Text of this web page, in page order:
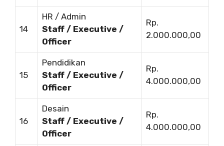
14
HR / Admin
Staff / Executive /
Officer
Rp.
2.000.000,00
15
Pendidikan
Staff / Executive /
Officer
Rp.
4.000.000,00
16
Desain
Staff / Executive /
Officer
Rp.
4.000.000,00